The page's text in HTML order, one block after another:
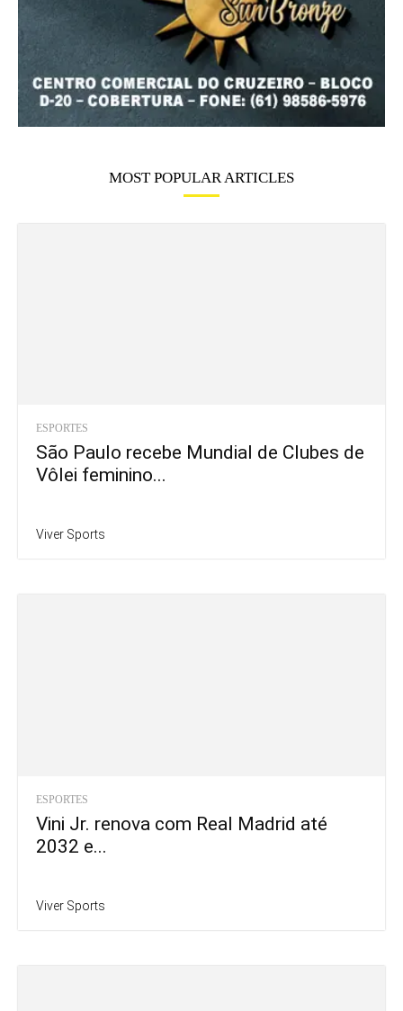
MOST POPULAR ARTICLES
ESPORTES
São Paulo recebe Mundial de Clubes de
Vôlei feminino...
Viver Sports
ESPORTES
Vini Jr. renova com Real Madrid até
2032 e...
Viver Sports